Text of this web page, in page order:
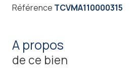
Référence TCVMA110000315
a propos
de ce bien